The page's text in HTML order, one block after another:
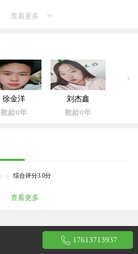
查看更多
徐金洋
教龄0年
刘杰鑫
教龄0年
综合评分3.0分
查看更多
17613713937